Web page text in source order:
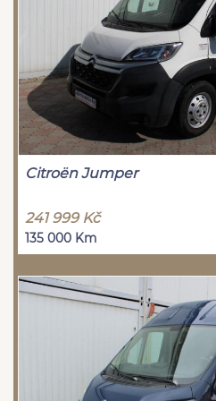
Citroën Jumper
241 999 Kč
135 000 Km